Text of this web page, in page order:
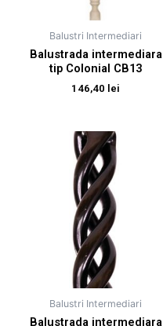
Balustri Intermediari
Balustrada intermediara
tip Colonial CB13
146,40 lei
Balustri Intermediari
Balustrada intermediara